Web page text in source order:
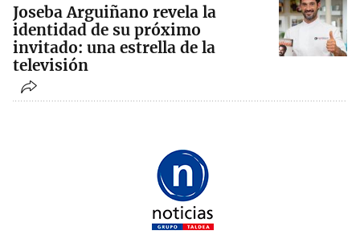
Joseba Arguiñano revela la
identidad de su próximo
invitado: una estrella de la
televisión